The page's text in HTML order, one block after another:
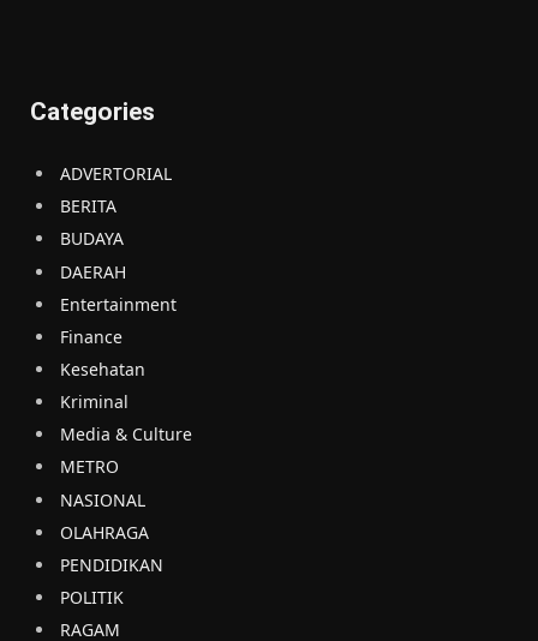
Categories
ADVERTORIAL
BERITA
BUDAYA
DAERAH
Entertainment
Finance
Kesehatan
Kriminal
Media & Culture
METRO
NASIONAL
OLAHRAGA
PENDIDIKAN
POLITIK
RAGAM